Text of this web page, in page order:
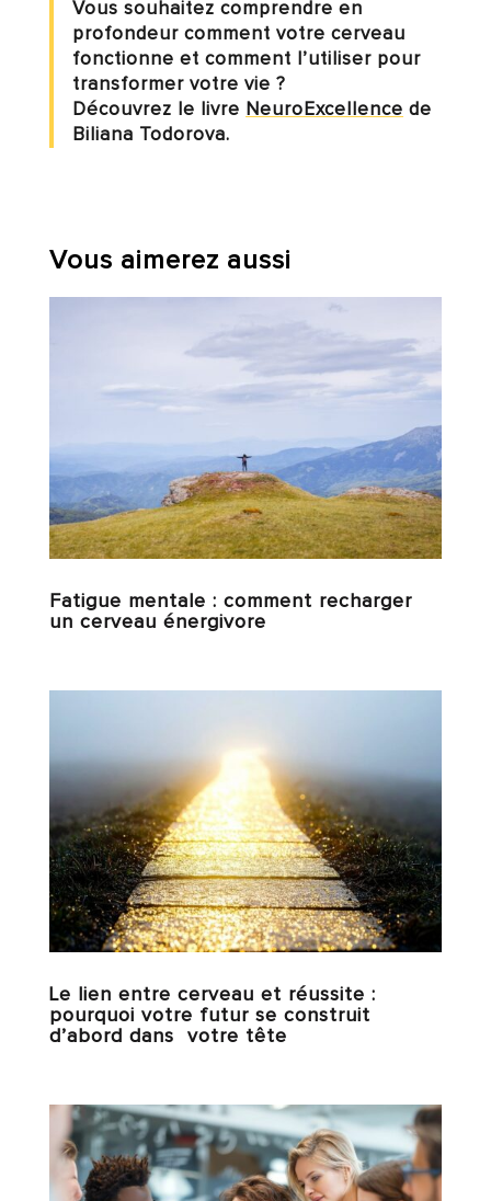
Vous souhaitez comprendre en
profondeur comment votre cerveau
fonctionne et comment l’utiliser pour
transformer votre vie ?
Découvrez le livre NeuroExcellence de
Biliana Todorova.
Vous aimerez aussi
Fatigue mentale : comment recharger
un cerveau énergivore
Le lien entre cerveau et réussite :
pourquoi votre futur se construit
d’abord dans votre tête